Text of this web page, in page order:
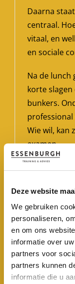
Deze website
We gebruiken
personaliseren,
en om ons
informatie over
partners voor
partners kunnen
informatie die u
Daarna staat
centraal.
vitaal, en
en sociale
Na de lunch
korte
bunkers.
professional
Wie wil, kan
examen.
bezinken.